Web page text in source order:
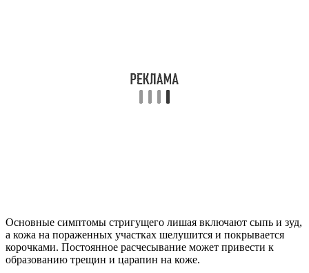
Основные симптомы стригущего лишая включают сыпь и зуд,
а кожа на пораженных участках шелушится и покрывается
корочками. Постоянное расчесывание может привести к
образованию трещин и царапин на коже.